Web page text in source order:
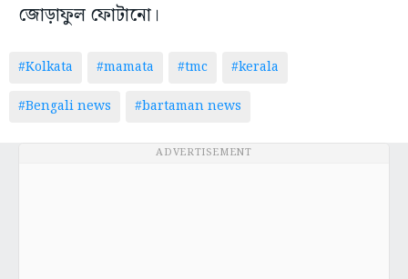
জোড়াফুল ফোটানো।
#Kolkata #mamata #tmc
#kerala
#Bengali news
#bartaman news
ADVERTISEMENT